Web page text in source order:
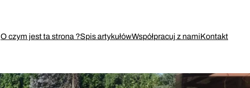
O czym jest ta strona ?Spis artykułówWspółpracuj z namiKontakt